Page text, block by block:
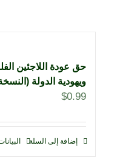
حق عودة اللاجئين
ويهودية الدولة
$0.99
إضافة إلى السلة